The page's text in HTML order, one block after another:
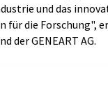
und das
für die Forschung",
der GENEART AG.